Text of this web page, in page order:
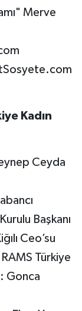
Merve
Kadın
Ceyda
Başkanı
Ceo’su
Türkiye
Gonca